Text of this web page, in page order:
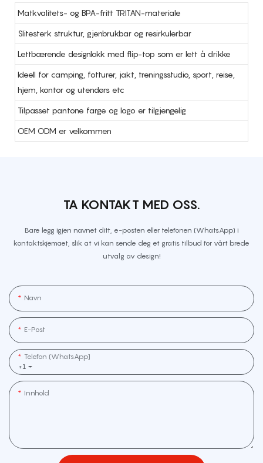
Matkvalitets- og BPA-fritt TRITAN-materiale
Slitesterk struktur, gjenbrukbar og resirkulerbar
Lettbærende designlokk med flip-top som er lett å drikke
Ideell for camping, fotturer, jakt, treningsstudio, sport, reise,
hjem, kontor og utendørs etc
Tilpasset pantone farge og logo er tilgjengelig
OEM ODM er velkommen
TA KONTAKT MED OSS.
Bare legg igjen navnet ditt, e-posten eller telefonen (WhatsApp) i
kontaktskjemaet, slik at vi kan sende deg et gratis tilbud for vårt brede
utvalg av design!
Navn
E-Post
+1
Telefon (WhatsApp]
Innhold